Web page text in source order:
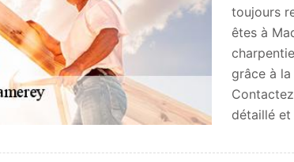
toujours
êtes à
grâce à
détaillé et